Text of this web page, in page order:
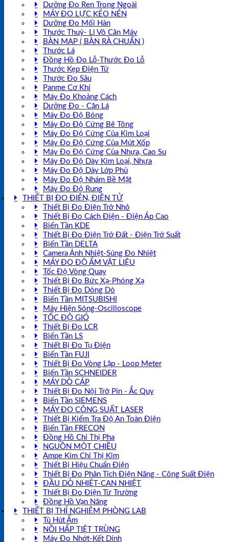
Dưỡng Đo Ren Trong Ngoài
MÁY ĐO LỰC KÉO NÉN
Dưỡng Đo Mối Hàn
Thước Thuỷ- Li Vô Cân Máy
BÀN MAP ( BÀN RÀ CHUẨN )
Thước Lá
Đồng Hồ Đo Lỗ-Thước Đo Lỗ
Thước Kẹp Điện Tử
Thước Đo Sâu
Panme Cơ Khí
Máy Đo Khoảng Cách
Dưỡng Đo - Căn Lá
Máy Đo Độ Bóng
Máy Đo Độ Cứng Bê Tông
Máy Đo Độ Cứng Của Kim Loại
Máy Đo Độ Cứng Của Mút Xốp
Máy Đo Độ Cứng Của Nhựa, Cao Su
Máy Đo Độ Dày Kim Loại, Nhựa
Máy Đo Độ Dày Lớp Phủ
Máy Đo Độ Nhám Bề Mặt
Máy Đo Độ Rung
THIẾT BỊ ĐO ĐIỆN, ĐIỆN TỬ
Thiết Bị Đo Điện Trở Nhỏ
Thiết Bị Đo Cách Điện - Điện Áp Cao
Biến Tần KDE
Thiết Bị Đo Điện Trở Đất - Điện Trở Suất
Biến Tần DELTA
Camera Ảnh Nhiệt-Súng Đo Nhiệt
MÁY ĐO ĐỘ ẨM VẬT LIỆU
Tốc Độ Vòng Quay
Thiết Bị Đo Bức Xạ-Phóng Xạ
Thiết Bị Đo Dòng Dò
Biến Tần MITSUBISHI
Máy Hiện Sóng-Oscilloscope
TỐC ĐỘ GIÓ
Thiết Bị Đo LCR
Biến Tần LS
Thiết Bị Đo Tụ Điện
Biến Tần FUJI
Thiết Bị Đo Vòng Lặp - Loop Meter
Biến Tần SCHNEIDER
MÁY DÒ CÁP
Thiết Bị Đo Nội Trở Pin - Ắc Quy
Biến Tần SIEMENS
MÁY ĐO CÔNG SUẤT LASER
Thiết Bị Kiểm Tra Độ An Toàn Điện
Biến Tần FRECON
Đồng Hồ Chỉ Thị Pha
NGUỒN MỘT CHIỀU
Ampe Kìm Chỉ Thị Kim
Thiết Bị Hiệu Chuẩn Điện
Thiết Bị Đo Phân Tích Điện Năng - Công Suất Điện
ĐẦU DÒ NHIỆT-CAN NHIỆT
Thiết Bị Đo Điện Từ Trường
Đồng Hồ Vạn Năng
THIẾT BỊ THÍ NGHIỆM PHÒNG LAB
Tủ Hút Ẩm
NỒI HẤP TIỆT TRÙNG
Máy Đo Nhớt-Kết Dính